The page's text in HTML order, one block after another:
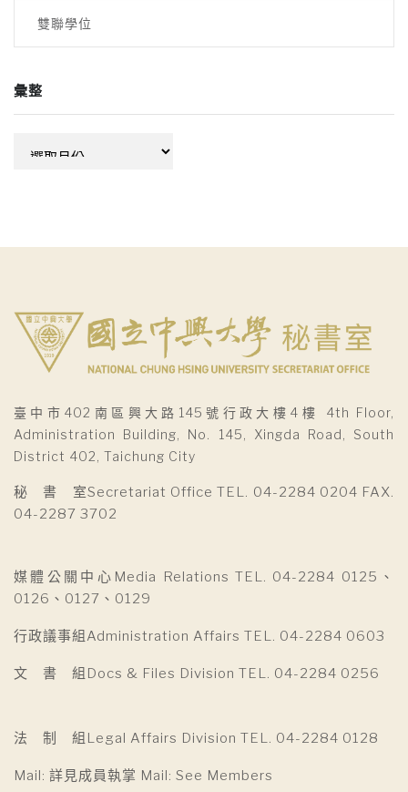
雙聯學位
彙整
臺中市402南區興大路145號行政大樓4樓 4th Floor,
Administration Building, No. 145, Xingda Road, South
District 402, Taichung City
秘 書 室Secretariat Office TEL. 04-2284 0204 FAX.
04-2287 3702
媒體公關中心Media Relations TEL. 04-2284 0125、
0126、0127、0129
行政議事組Administration Affairs TEL. 04-2284 0603
文 書 組Docs & Files Division TEL. 04-2284 0256
法 制 組Legal Affairs Division TEL. 04-2284 0128
Mail: 詳見成員執掌 Mail: See Members